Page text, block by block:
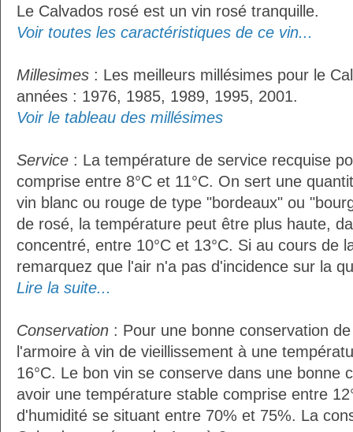
Le Calvados rosé est un vin rosé tranquille.
Voir toutes les caractéristiques de ce vin...
Millesimes : Les meilleurs millésimes pour le
années : 1976, 1985, 1989, 1995, 2001.
Voir le tableau des millésimes
Service : La température de service recquise
comprise entre 8°C et 11°C. On sert une
vin blanc ou rouge de type "bordeaux" ou
de rosé, la température peut être plus haute,
concentré, entre 10°C et 13°C. Si au cours de
remarquez que l'air n'a pas d'incidence sur la
Lire la suite...
Conservation : Pour une bonne conservation
l'armoire à vin de vieillissement à une
16°C. Le bon vin se conserve dans une bonne
avoir une température stable comprise entre
d'humidité se situant entre 70% et 75%. La